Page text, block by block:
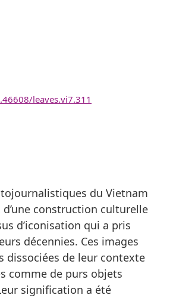
leaves.vi7.311
du Vietnam
construction culturelle
d’iconisation qui a pris
décennies. Ces images
dissociées de leur contexte
comme de purs objets
signification a été